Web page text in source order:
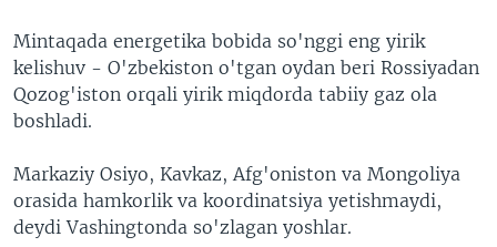
Mintaqada energetika bobida so'nggi eng yirik
kelishuv - O'zbekiston o'tgan oydan beri Rossiyadan
Qozog'iston orqali yirik miqdorda tabiiy gaz ola
boshladi.
Markaziy Osiyo, Kavkaz, Afg'oniston va Mongoliya
orasida hamkorlik va koordinatsiya yetishmaydi,
deydi Vashingtonda so'zlagan yoshlar.